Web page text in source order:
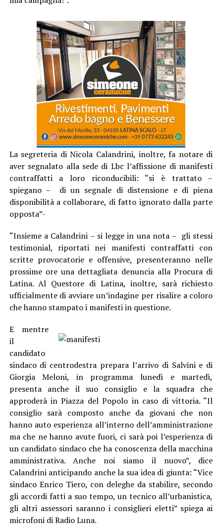
La segreteria di Nicola Calandrini, inoltre, fa notare di
aver segnalato alla sede di Lbc l’affissione di manifesti
contraffatti a loro riconducibili: “si è trattato –
spiegano – di un segnale di distensione e di piena
disponibilità a collaborare, di fatto ignorato dalla parte
opposta”-
“Insieme a Calandrini – si legge in una nota – gli stessi
testimonial, riportati nei manifesti contraffatti con
scritte provocatorie e offensive, presenteranno nelle
prossime ore una dettagliata denuncia alla Procura di
Latina. Al Questore di Latina, inoltre, sarà richiesto
ufficialmente di avviare un’indagine per risalire a coloro
che hanno stampato i manifesti in questione.
E mentre
il
candidato
sindaco di centrodestra prepara l’arrivo di Salvini e di
Giorgia Meloni, in programma lunedì e martedì,
presenta anche il suo consiglio e la squadra che
approderà in Piazza del Popolo in caso di vittoria. “Il
consiglio sarà composto anche da giovani che non
hanno auto esperienza all’interno dell’amministrazione
ma che ne hanno avute fuori, ci sarà poi l’esperienza di
un candidato sindaco che ha conoscenza della macchina
amministrativa. Anche noi siamo il nuovo”, dice
Calandrini anticipando anche la sua idea di giunta: “Vice
sindaco Enrico Tiero, con deleghe da stabilire, secondo
gli accordi fatti a suo tempo, un tecnico all’urbanistica,
gli altri assessori saranno i consiglieri eletti” spiega ai
microfoni di Radio Luna.